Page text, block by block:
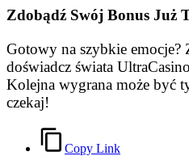
Zdobądź Swój Bonus Już
Gotowy na szybkie emocje?
doświadcz świata
Kolejna wygrana może być
czekaj!
Copy Link